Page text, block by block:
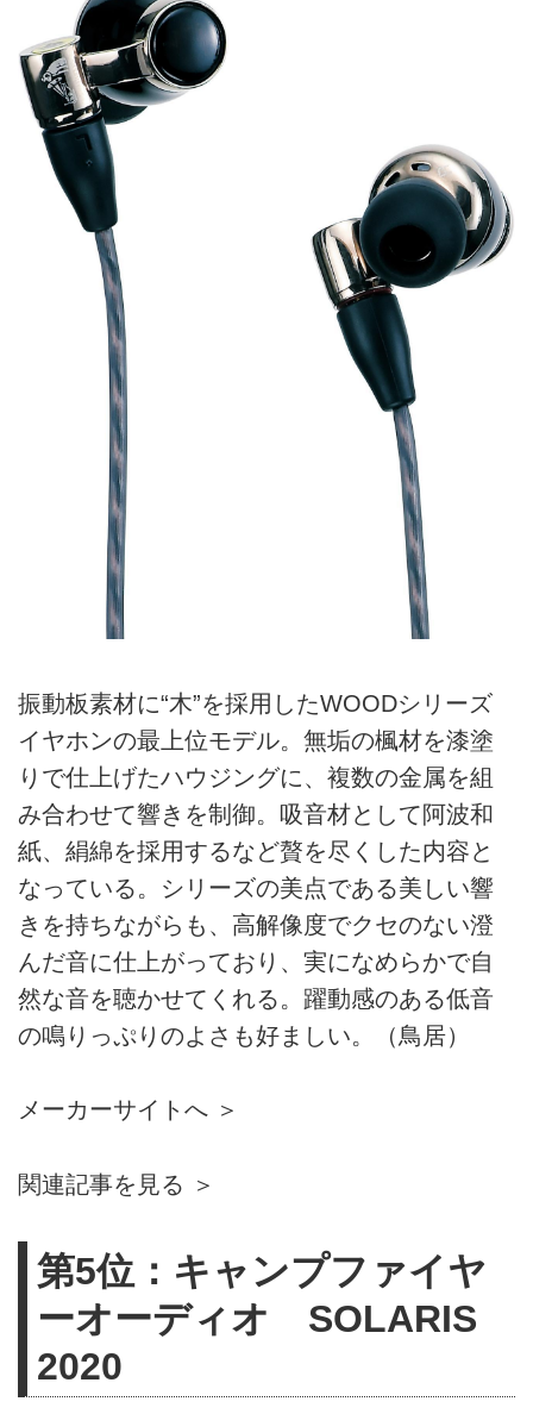
振動板素材に“木”を採用したWOODシリーズ
イヤホンの最上位モデル。無垢の楓材を漆塗
りで仕上げたハウジングに、複数の金属を組
み合わせて響きを制御。吸音材として阿波和
紙、絹綿を採用するなど贅を尽くした内容と
なっている。シリーズの美点である美しい響
きを持ちながらも、高解像度でクセのない澄
んだ音に仕上がっており、実になめらかで自
然な音を聴かせてくれる。躍動感のある低音
の鳴りっぷりのよさも好ましい。（鳥居）
メーカーサイトへ ＞
関連記事を見る ＞
第5位：キャンプファイヤ
ーオーディオ SOLARIS
2020